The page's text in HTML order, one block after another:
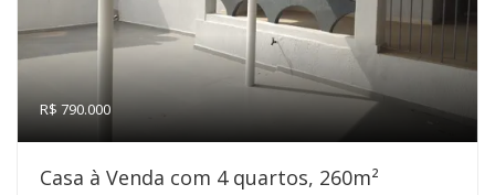
R$ 790.000
Casa à Venda com 4 quartos, 260m²